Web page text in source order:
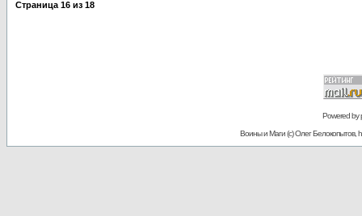
Страница 16 из 18
Powered by
Воины и Маги (c) Олег Белокопытов,